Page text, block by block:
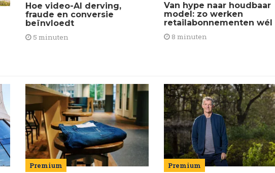
Hoe video-AI derving,
fraude en conversie
beïnvloedt
5 minuten
Van hype naar houdbaar
model: zo werken
retailabonnementen wél
8 minuten
Premium Premium